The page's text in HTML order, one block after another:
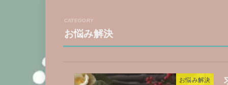
お悩み解決
お悩み解決